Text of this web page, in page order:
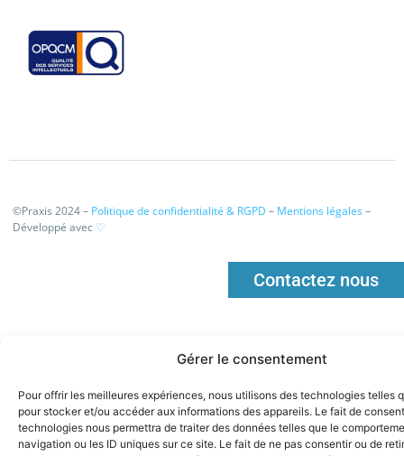
Gérer le consentement
Pour offrir les meilleures expériences, nous utilisons des technologies telles
pour stocker et/ou accéder aux informations des appareils. Le fait de
technologies nous permettra de traiter des données telles que le
navigation ou les ID uniques sur ce site. Le fait de ne pas consentir ou de
©Praxis 2024 – Politique de confidentialité & RGPD – Mentions légales–
Développé avec ♡
Contactez nous